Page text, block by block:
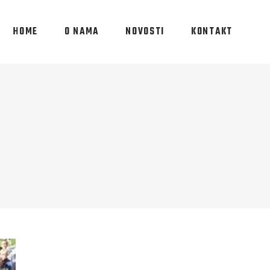
HOME O NAMA NOVOSTI KONTAKT